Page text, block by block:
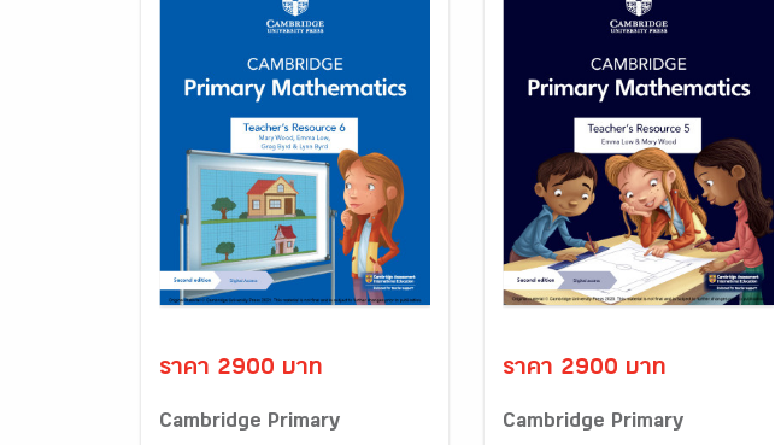
ราคา 2900 บาท
Cambridge Primary
ราคา 2900 บาท
Cambridge Primary